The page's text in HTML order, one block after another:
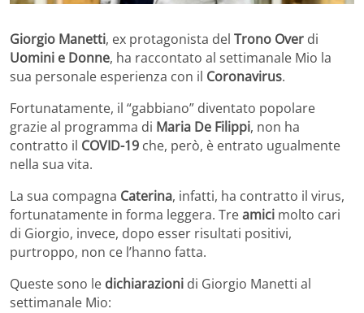
Giorgio Manetti, ex protagonista del Trono Over di
Uomini e Donne, ha raccontato al settimanale Mio la
sua personale esperienza con il Coronavirus.
Fortunatamente, il “gabbiano” diventato popolare
grazie al programma di Maria De Filippi, non ha
contratto il COVID-19 che, però, è entrato ugualmente
nella sua vita.
La sua compagna Caterina, infatti, ha contratto il virus,
fortunatamente in forma leggera. Treamici molto cari
di Giorgio, invece, dopo esser risultati positivi,
purtroppo, non ce l’hanno fatta.
Queste sono le dichiarazioni di Giorgio Manetti al
settimanale Mio: